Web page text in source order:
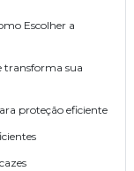
Escolher a
transforma sua
proteção eficiente